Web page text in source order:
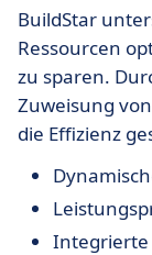
BuildStar
Ressourcen
zu sparen.
Zuweisung
die Effizienz
Integrierte